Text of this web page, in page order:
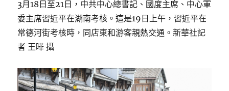
3月18日至21日，中共中心總書記、國度主席、中心軍
委主席習近平在湖南考核。這是19日上午，習近平在
常德河街考核時，同店東和游客親熱交通。新華社記
者 王曄 攝